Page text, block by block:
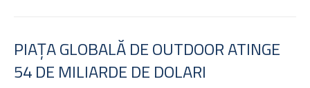
PIAȚA GLOBALĂ DE OUTDOOR ATINGE
54 DE MILIARDE DE DOLARI